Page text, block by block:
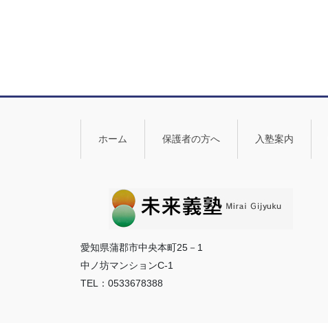
ホーム 保護者の方へ 入塾案内
愛知県蒲郡市中央本町25－1
中ノ坊マンションC-1
TEL：0533678388